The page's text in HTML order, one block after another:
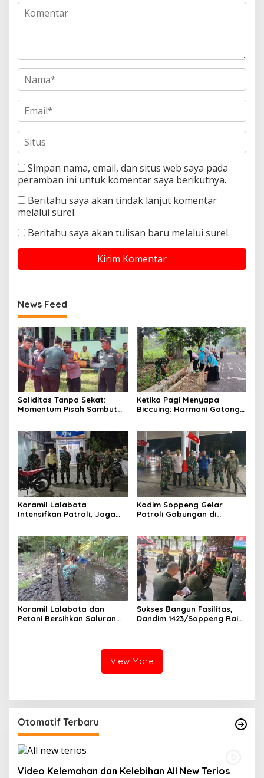
Simpan nama, email, dan situs web saya pada
peramban ini untuk komentar saya berikutnya.
Beritahu saya akan tindak lanjut komentar
melalui surel.
Beritahu saya akan tulisan baru melalui surel.
News Feed
Soliditas Tanpa Sekat:
Momentum Pisah Sambut
Polri
Ketika Pagi Menyapa
Biccuing: Harmoni Gotong
Koramil Lalabata
Intensifkan Patroli, Jaga
Kodim Soppeng Gelar
Patroli Gabungan di
Koramil Lalabata dan
Petani Bersihkan Saluran
Sukses Bangun Fasilitas,
Dandim 1423/Soppeng Raih
View More
Otomatif Terbaru
Video Kelemahan dan Kelebihan All New Terios